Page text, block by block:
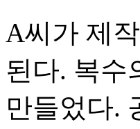
A씨가 제
된다. 복수
만들었다.